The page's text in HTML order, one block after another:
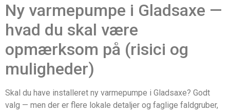
Ny varmepumpe i Gladsaxe —
hvad du skal være
opmærksom på (risici og
muligheder)
Skal du have installeret ny varmepumpe i Gladsaxe? Godt
valg — men der er flere lokale detaljer og faglige faldgruber,